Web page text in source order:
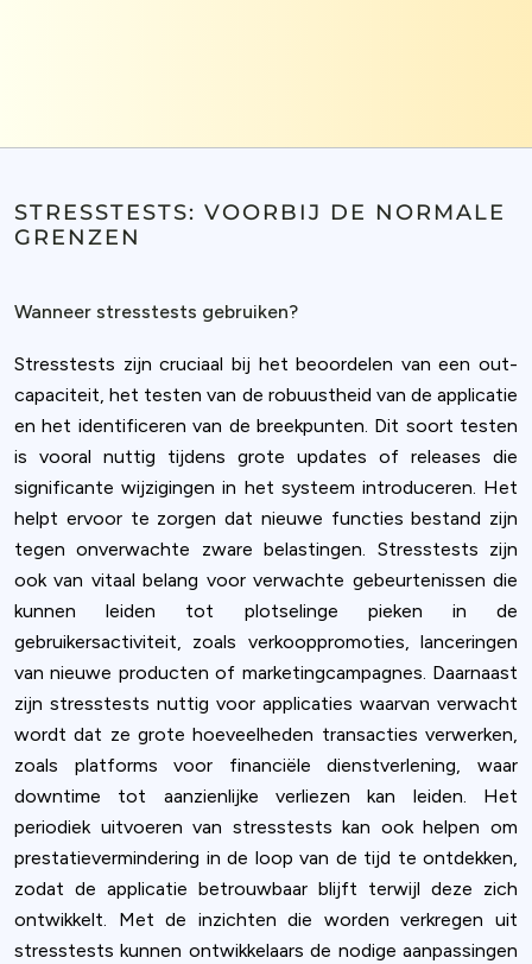
STRESSTESTS: VOORBIJ DE NORMALE
GRENZEN
Wanneer stresstests gebruiken?
Stresstests zijn cruciaal bij het beoordelen van een out-
capaciteit, het testen van de robuustheid van de applicatie
en het identificeren van de breekpunten. Dit soort testen
is vooral nuttig tijdens grote updates of releases die
significante wijzigingen in het systeem introduceren. Het
helpt ervoor te zorgen dat nieuwe functies bestand zijn
tegen onverwachte zware belastingen. Stresstests zijn
ook van vitaal belang voor verwachte gebeurtenissen die
kunnen leiden tot plotselinge pieken in de
gebruikersactiviteit, zoals verkooppromoties, lanceringen
van nieuwe producten of marketingcampagnes. Daarnaast
zijn stresstests nuttig voor applicaties waarvan verwacht
wordt dat ze grote hoeveelheden transacties verwerken,
zoals platforms voor financiële dienstverlening, waar
downtime tot aanzienlijke verliezen kan leiden. Het
periodiek uitvoeren van stresstests kan ook helpen om
prestatievermindering in de loop van de tijd te ontdekken,
zodat de applicatie betrouwbaar blijft terwijl deze zich
ontwikkelt. Met de inzichten die worden verkregen uit
stresstests kunnen ontwikkelaars de nodige aanpassingen